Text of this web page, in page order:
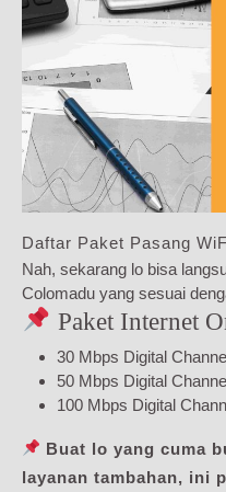
Daftar Paket Pasang
Nah, sekarang lo bisa
Colomadu yang sesuai
Paket Internet
30 Mbps Digital
50 Mbps Digital
100 Mbps Digital
Buat lo yang cuma
layanan tambahan, ini